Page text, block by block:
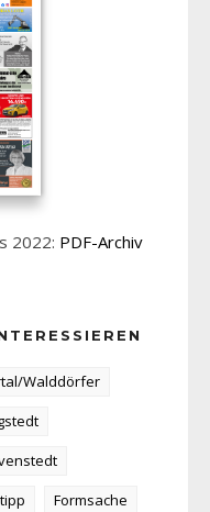
2022: PDF-Archiv
Walddörfer
Formsache